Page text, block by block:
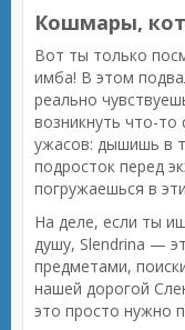
Кошмары,
Вот ты только
имба! В этом
реально
возникнуть что-
ужасов: дышишь в
подросток перед
погружаешься в
На деле, если ты
душу, Slendrina —
предметами,
нашей дорогой
это просто нужно